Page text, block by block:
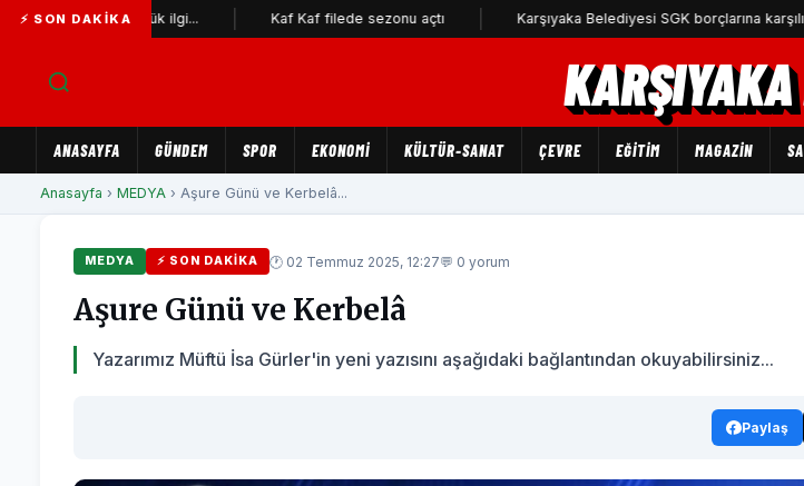
⚡ SON DAKIKA
büyük ilgi... Kaf Kaf filede sezonu açtı Karşıyaka Belediyesi SGK borçlarına karşılık
KARŞIYAKA
ANASAYFA GÜNDEM SPOR EKONOMİ KÜLTÜR-SANAT ÇEVRE EĞİTİM MAGAZİN
Anasayfa › MEDYA › Aşure Günü ve Kerbelâ...
MEDYA ⚡ SON DAKIKA 🕐 02 Temmuz 2025, 12:27💬 0 yorum
Aşure Günü ve Kerbelâ
Yazarımız Müftü İsa Gürler'in yeni yazısını aşağıdaki bağlantından okuyabilirsiniz...
Paylaş